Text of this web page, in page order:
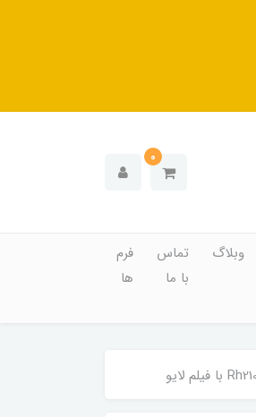
0
وبلاگ
تماس
با ما
فرم
ها